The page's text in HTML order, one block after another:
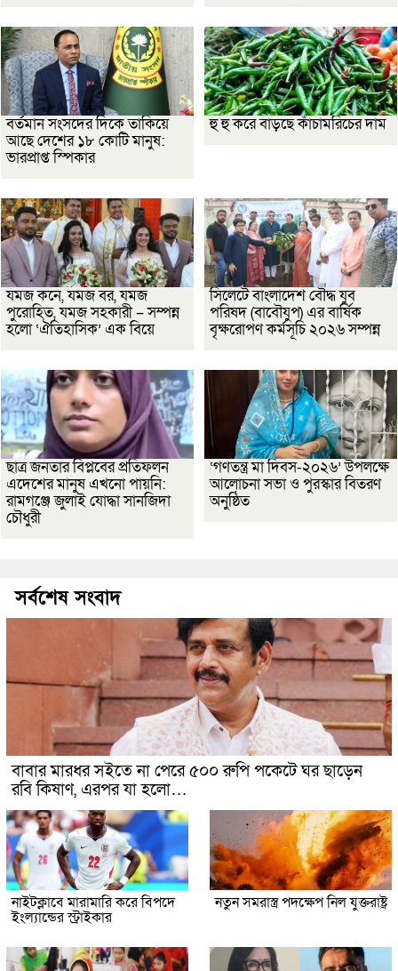
বর্তমান সংসদের দিকে তাকিয়ে
আছে দেশের ১৮ কোটি মানুষ:
ভারপ্রাপ্ত স্পিকার
হু হু করে বাড়ছে কাঁচামরিচের দাম
যমজ কনে, যমজ বর, যমজ
পুরোহিত, যমজ সহকারী – সম্পন্ন
হলো ‘ঐতিহাসিক’ এক বিয়ে
সিলেটে বাংলাদেশ বৌদ্ধ যুব
পরিষদ (বাবৌযুপ) এর বার্ষিক
বৃক্ষরোপণ কর্মসূচি ২০২৬ সম্পন্ন
ছাত্র জনতার বিপ্লবের প্রতিফলন
এদেশের মানুষ এখনো পায়নি:
রামগঞ্জে জুলাই যোদ্ধা সানজিদা
চৌধুরী
‘গণতন্ত্র মা দিবস-২০২৬’ উপলক্ষে
আলোচনা সভা ও পুরস্কার বিতরণ
অনুষ্ঠিত
সর্বশেষ সংবাদ
বাবার মারধর সইতে না পেরে ৫০০ রুপি পকেটে ঘর ছাড়েন
রবি কিষাণ, এরপর যা হলো…
নাইটক্লাবে মারামারি করে বিপদে
ইংল্যান্ডের স্ট্রাইকার
নতুন সমরাস্ত্র পদক্ষেপ নিল যুক্তরাষ্ট্র